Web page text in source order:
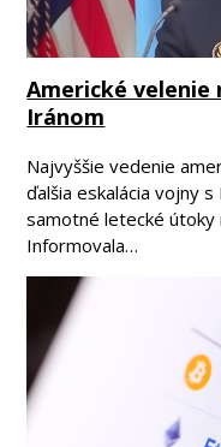
Americké velenie
Iránom
Najvyššie vedenie
ďalšia eskalácia vojny
samotné letecké útoky
Informovala…